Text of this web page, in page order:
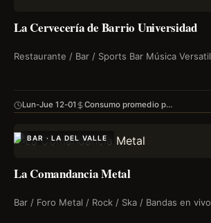
La Cervecería de Barrio Universidad
Restaurante / Bar / Sports Bar Música Versatil
Lun-Jue 12-01 Consumo promedio p…
BAR · LA DEL VALLE
La Comandancia Metal
Bar / Foro Metal / Rock / Ska / Bandas en vivo